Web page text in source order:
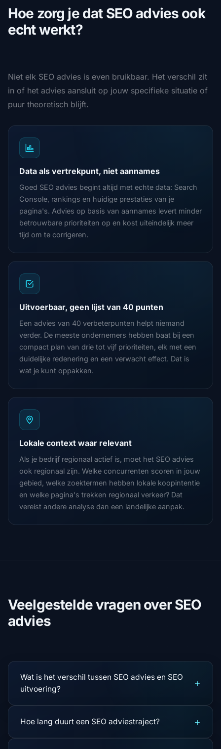
Hoe zorg je dat SEO advies ook
echt werkt?
Niet elk SEO advies is even bruikbaar. Het verschil zit
in of het advies aansluit op jouw specifieke situatie of
puur theoretisch blijft.
Data als vertrekpunt, niet aannames
Goed SEO advies begint altijd met echte data: Search
Console, rankings en huidige prestaties van je
pagina's. Advies op basis van aannames levert minder
betrouwbare prioriteiten op en kost uiteindelijk meer
tijd om te corrigeren.
Uitvoerbaar, geen lijst van 40 punten
Een advies van 40 verbeterpunten helpt niemand
verder. De meeste ondernemers hebben baat bij een
compact plan van drie tot vijf prioriteiten, elk met een
duidelijke redenering en een verwacht effect. Dat is
wat je kunt oppakken.
Lokale context waar relevant
Als je bedrijf regionaal actief is, moet het SEO advies
ook regionaal zijn. Welke concurrenten scoren in jouw
gebied, welke zoektermen hebben lokale koopintentie
en welke pagina's trekken regionaal verkeer? Dat
vereist andere analyse dan een landelijke aanpak.
Veelgestelde vragen over SEO
advies
Wat is het verschil tussen SEO advies en SEO
uitvoering?
+
Hoe lang duurt een SEO adviestraject? +